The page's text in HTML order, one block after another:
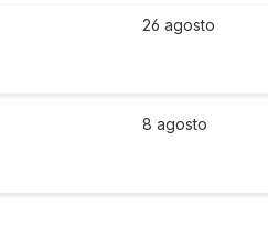
26 agosto
8 agosto